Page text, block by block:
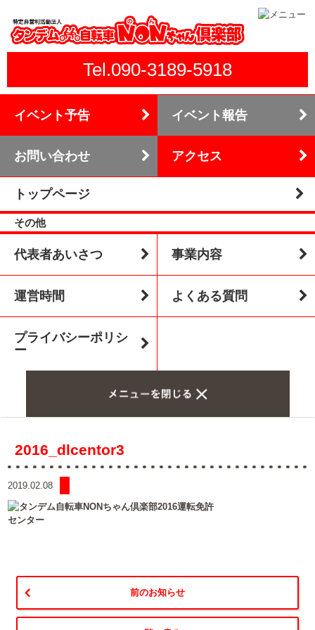
Tel.090-3189-5918
イベント予告 イベント報告
お問い合わせ アクセス
トップページ
その他
代表者あいさつ 事業内容
運営時間 よくある質問
プライバシーポリシ
ー
2016_dlcentor3
2019.02.08
前のお知らせ